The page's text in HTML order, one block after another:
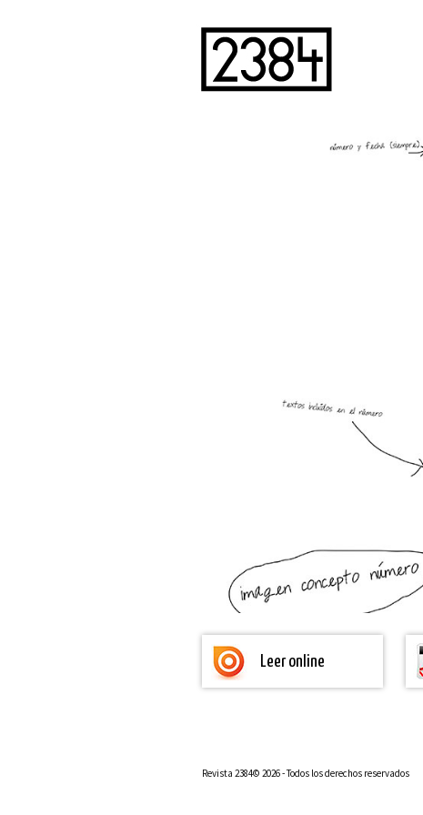
Leer online
Revista 2384© 2026 - Todos los derechos reservados